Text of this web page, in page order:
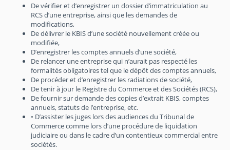
De vérifier et d’enregistrer un dossier d’immatriculation au
RCS d’une entreprise, ainsi que les demandes de
modifications,
De délivrer le KBIS d’une société nouvellement créée ou
modifiée,
D’enregistrer les comptes annuels d’une société,
De relancer une entreprise qui n’aurait pas respecté les
formalités obligatoires tel que le dépôt des comptes annuels,
De procéder et d’enregistrer les radiations de société,
De tenir à jour le Registre du Commerce et des Sociétés (RCS),
De fournir sur demande des copies d’extrait KBIS, comptes
annuels, statuts de l’entreprise, etc.
• D’assister les juges lors des audiences du Tribunal de
Commerce comme lors d’une procédure de liquidation
judiciaire ou dans le cadre d’un contentieux commercial entre
sociétés.